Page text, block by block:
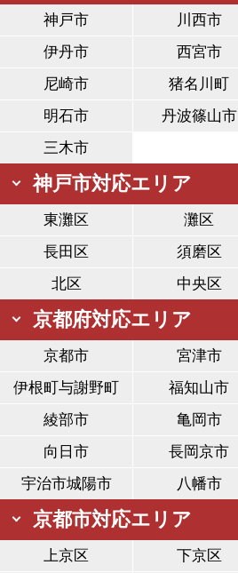
神戸市 川西市
伊丹市
西宮市
尼崎市
猪名川町
明石市
丹波篠山市
三木市
神戸市対応エリア
東灘区 灘区
長田区
須磨区
北区
中央区
京都府対応エリア
京都市 宮津市
伊根町与謝野町
福知山市
綾部市
亀岡市
向日市
長岡京市
宇治市城陽市
八幡市
京都市対応エリア
上京区 下京区